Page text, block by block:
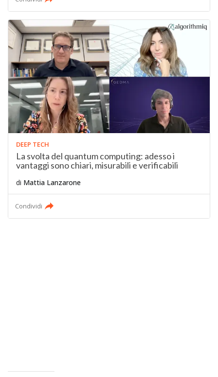
DEEP TECH
La svolta del quantum computing: adesso i
vantaggi sono chiari, misurabili e verificabili
di Mattia Lanzarone
Condividi